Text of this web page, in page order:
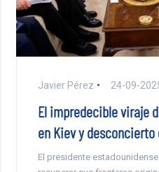
Javier Pérez 24-09-
El impredecible viraje
en Kiev y desconcierto
El presidente